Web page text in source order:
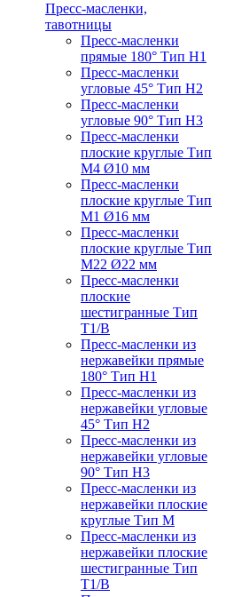
Пресс-масленки,
тавотницы
Пресс-масленки
прямые 180° Тип H1
Пресс-масленки
угловые 45° Тип H2
Пресс-масленки
угловые 90° Тип H3
Пресс-масленки
плоские круглые Тип
M4 Ø10 мм
Пресс-масленки
плоские круглые Тип
M1 Ø16 мм
Пресс-масленки
плоские круглые Тип
M22 Ø22 мм
Пресс-масленки
плоские
шестигранные Тип
T1/B
Пресс-масленки из
нержавейки прямые
180° Тип H1
Пресс-масленки из
нержавейки угловые
45° Тип H2
Пресс-масленки из
нержавейки угловые
90° Тип H3
Пресс-масленки из
нержавейки плоские
круглые Тип M
Пресс-масленки из
нержавейки плоские
шестигранные Тип
T1/B